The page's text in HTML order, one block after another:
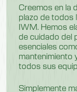
1100 mm
Peso
84 kg
Modelo
Longitud
Creemos en la
plazo de todos
IWM. Hemos
de cuidado del
esenciales
mantenimiento
todos sus
Simplemente